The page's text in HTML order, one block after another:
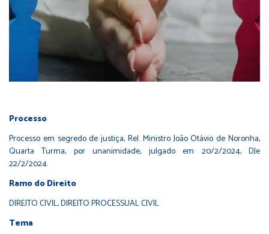
Processo
Processo em segredo de justiça, Rel. Ministro João Otávio de Noronha,
Quarta Turma, por unanimidade, julgado em 20/2/2024, DJe
22/2/2024.
Ramo do Direito
DIREITO CIVIL, DIREITO PROCESSUAL CIVIL
Tema